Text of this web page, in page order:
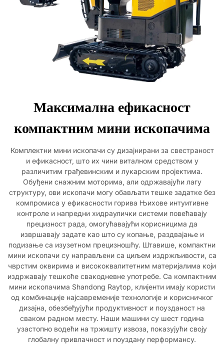
Максимална ефикасност
компактним мини ископачима
Комплектни мини ископачи су дизајнирани за свестраност
и ефикасност, што их чини виталном средством у
различитим грађевинским и лукарским пројектима.
Обуђени снажним моторима, али одржавајући лагу
структуру, ови ископачи могу обављати тешке задатке без
компромиса у ефикасности горива Њихове интуитивне
контроле и напредни хидраулички системи повећавају
прецизност рада, омогућавајући корисницима да
извршавају задате као што су копање, раздвајање и
подизање са изузетном прецизношћу. Штавише, компактни
мини ископачи су направљени са циљем издржљивости, са
чврстим оквирима и висококвалитетним материјалима који
издржавају тешкоће свакодневне употребе. Са компактним
мини ископачима Shandong Raytop, клијенти имају користи
од комбинације најсавременије технологије и корисничког
дизајна, обезбеђујући продуктивност и поузданост на
сваком радном месту. Наши машини су шест година
узастопно водећи на тржишту извоза, показујући своју
глобалну привлачност и поуздану перформансу.